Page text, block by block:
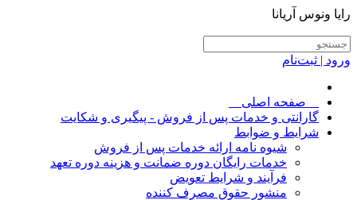
رایا ونوس آریانا
ورود | ثبت‌نام
__صفحه اصلی__
گارانتی و خدمات پس از فروش - پیگیری و شکایت
شرایط و ضوابط
شیوه نامه ارائه خدمات پس از فروش
خدمات رایگان دوره ضمانت و هزینه دوره تعهد
فرآیند و شرایط تعویض
منشور حقوق مصرف کننده